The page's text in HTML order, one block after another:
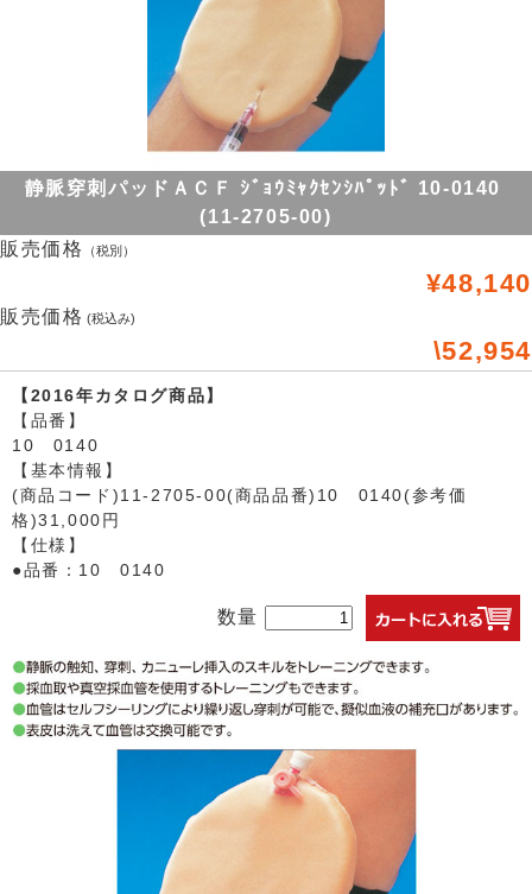
静脈穿刺パッドＡＣＦ ｼﾞｮｳﾐｬｸｾﾝｼﾊﾟｯﾄﾞ 10-0140
(11-2705-00)
販売価格
（税別）
¥48,140
販売価格 (税込み)
\52,954
【2016年カタログ商品】
【品番】
10 0140
【基本情報】
(商品コード)11-2705-00(商品品番)10 0140(参考価
格)31,000円
【仕様】
●品番：10 0140
数量